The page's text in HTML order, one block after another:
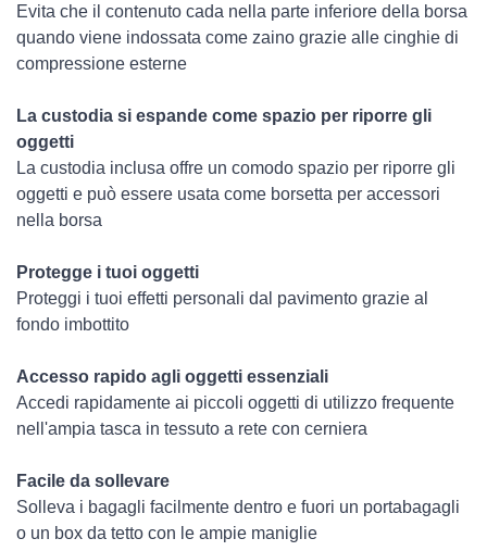
Evita che il contenuto cada nella parte inferiore della borsa
quando viene indossata come zaino grazie alle cinghie di
compressione esterne
La custodia si espande come spazio per riporre gli
oggetti
La custodia inclusa offre un comodo spazio per riporre gli
oggetti e può essere usata come borsetta per accessori
nella borsa
Protegge i tuoi oggetti
Proteggi i tuoi effetti personali dal pavimento grazie al
fondo imbottito
Accesso rapido agli oggetti essenziali
Accedi rapidamente ai piccoli oggetti di utilizzo frequente
nell'ampia tasca in tessuto a rete con cerniera
Facile da sollevare
Solleva i bagagli facilmente dentro e fuori un portabagagli
o un box da tetto con le ampie maniglie